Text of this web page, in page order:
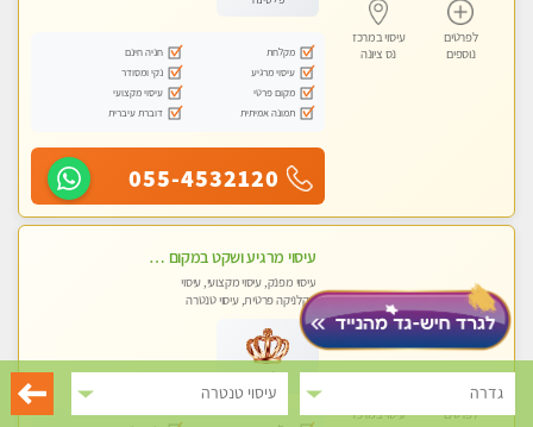
גדרה עיסוי טנטרה
לפרטים
נוספים
עיסוי במרכז
נס ציונה
מקלחת
חניה חינם
עיסוי מרגיע
נקי ומסודר
מקום פרטי
עיסוי מקצועי
תמונה אמיתית
דוברת עיברית
055-4532120
לפרטים
עיסוי במרכז
עיסוי מרגיע ושקט במקום מדהים עיסוי מושקע מאוד בראשון -לציון ללא מין !! פתוח גם בשבת 10:00-23:00
עיסוי מפנק, עיסוי מקצועי, עיסוי
בקלניקה פרטית, עיסוי טנטרה
פלטינה